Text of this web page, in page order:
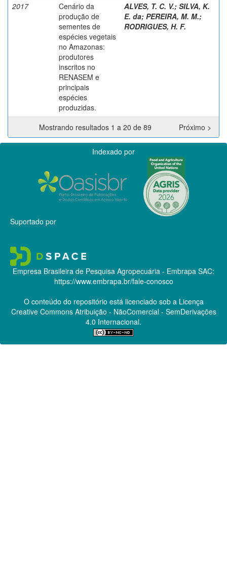
2017
Cenário da
produção de
sementes de
espécies vegetais
no Amazonas:
produtores
inscritos no
RENASEM e
principais
espécies
produzidas.
ALVES, T. C. V.; SILVA, K.
E. da; PEREIRA, M. M.;
RODRIGUES, H. F.
Mostrando resultados 1 a 20 de 89 Próximo >
Indexado por
Suportado por
Empresa Brasileira de Pesquisa Agropecuária - Embrapa SAC:
https://www.embrapa.br/fale-conosco
O conteúdo do repositório está licenciado sob a Licença
Creative CommonsAtribuição - NãoComercial - SemDerivações
4.0 Internacional.